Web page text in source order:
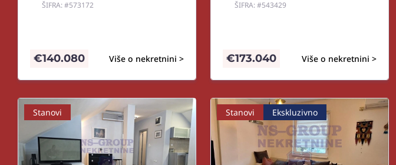
ŠIFRA: #573172
Više o nekretnini >
€140.080
ŠIFRA: #543429
Više o nekretnini >
€173.040
Stanovi Stanovi Ekskluzivno